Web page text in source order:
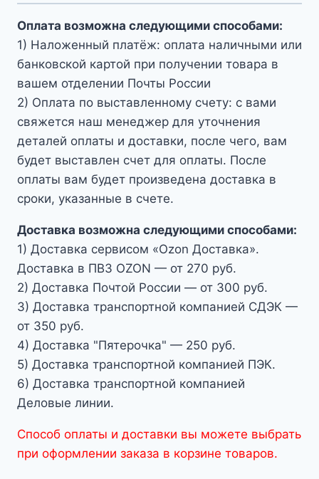
Оплата возможна следующими способами:
1) Наложенный платёж: оплата наличными или
банковской картой при получении товара в
вашем отделении Почты России
2) Оплата по выставленному счету: с вами
свяжется наш менеджер для уточнения
деталей оплаты и доставки, после чего, вам
будет выставлен счет для оплаты. После
оплаты вам будет произведена доставка в
сроки, указанные в счете.
Доставка возможна следующими способами:
1) Доставка сервисом «Ozon Доставка».
Доставка в ПВЗ OZON — от 270 руб.
2) Доставка Почтой России — от 300 руб.
3) Доставка транспортной компанией СДЭК —
от 350 руб.
4) Доставка "Пятерочка" — 250 руб.
5) Доставка транспортной компанией ПЭК.
6) Доставка транспортной компанией
Деловые линии.
Способ оплаты и доставки вы можете выбрать
при оформлении заказа в корзине товаров.